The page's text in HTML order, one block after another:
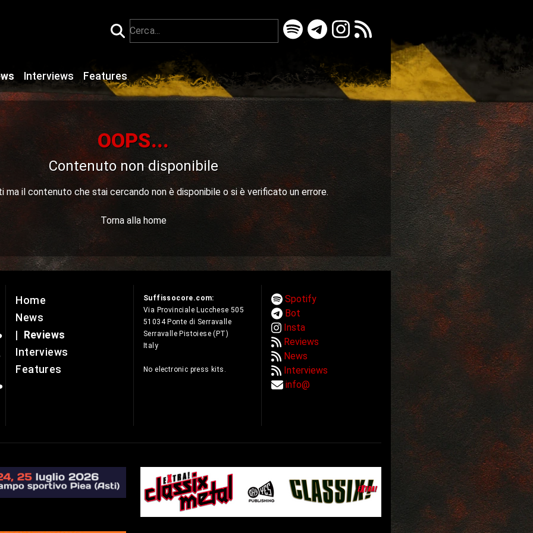
Interviews Features
OOPS...
Contenuto non disponibile
ma il contenuto che stai cercando non è disponibile o si è verificato un errore.
Torna alla home
Home
News
Reviews
Interviews
Features
Suffissocore.com:
Via Provinciale Lucchese 505
51034 Ponte di Serravalle
Serravalle Pistoiese (PT)
Italy
No electronic press kits.
Spotify
Bot
Insta
Reviews
News
Interviews
info@